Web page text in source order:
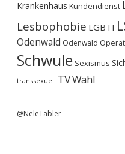
Krankenhaus Kundendienst
Lesbophobie LGBTI
Odenwald Odenwald
Schwule Sexismus
transsexuell TVWahl
@NeleTabler